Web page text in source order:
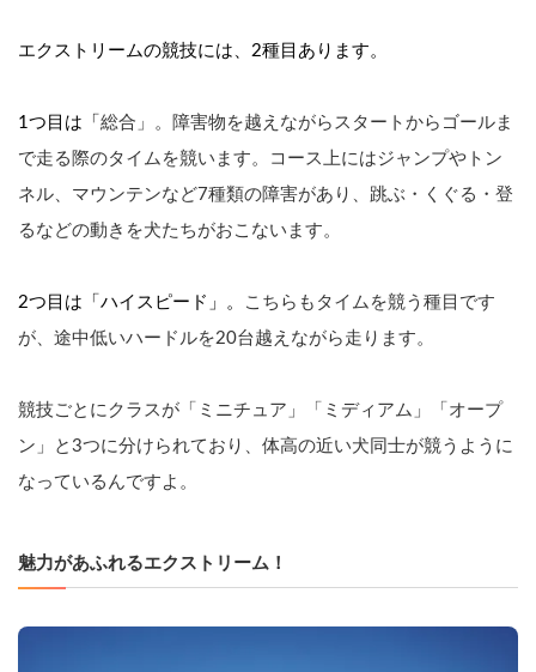
エクストリームの競技には、2種目あります。
1つ目は「 総合」。障害物を越えながらスタートからゴールま
で走る際のタイムを競います。コース上にはジャンプやトン
ネル、マウンテンなど7種類の障害があり、跳ぶ・くぐる・登
るなどの動きを犬たちがおこないます。
2つ目は「ハイスピード」。
こちらもタイムを競う種目です
が、途中低いハードルを20台越えながら走ります。
競技ごとにクラスが「ミニチュア」「ミディアム」「オープ
ン」と3つに分けられており、体高の近い犬同士が競うように
なっているんですよ。
魅力があふれるエクストリーム！